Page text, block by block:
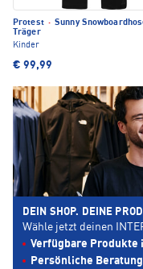
Protest · Sunny
Träger
Kinder
€ 99,99
DEIN SHOP. DEINE
Wähle jetzt deinen
Verfügbare Produkte
Persönliche